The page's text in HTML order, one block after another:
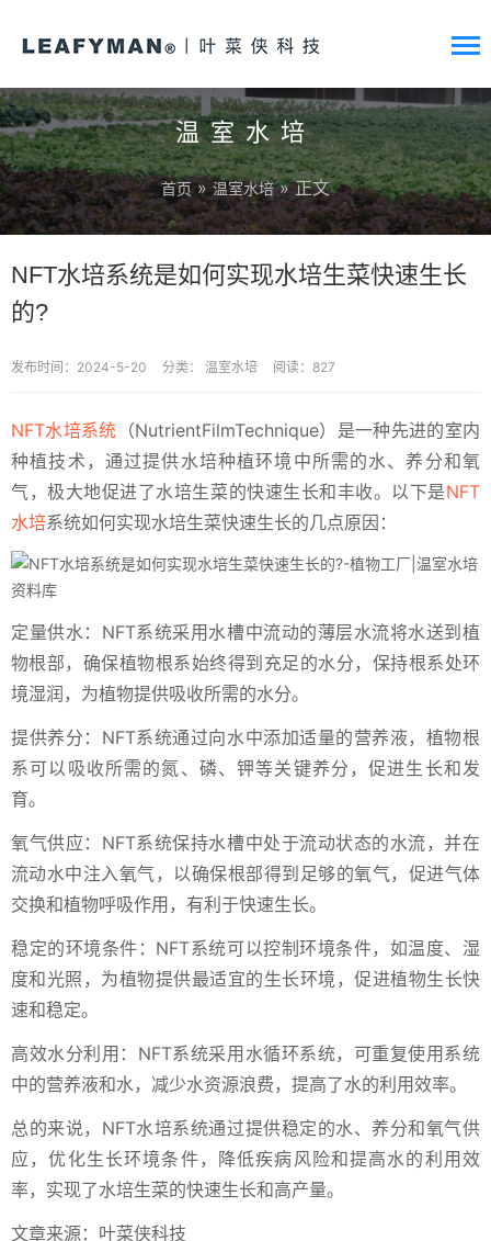
温室水培
首页 »温室水培» 正文
NFT水培系统是如何实现水培生菜快速生长
的?
发布时间：2024-5-20 分类： 温室水培 阅读：827
NFT水培系统 （NutrientFilmTechnique）是一种先进的室内
种植技术，通过提供水培种植环境中所需的水、养分和氧
气，极大地促进了水培生菜的快速生长和丰收。以下是NFT
水培系统如何实现水培生菜快速生长的几点原因：
定量供水：NFT系统采用水槽中流动的薄层水流将水送到植
物根部，确保植物根系始终得到充足的水分，保持根系处环
境湿润，为植物提供吸收所需的水分。
提供养分：NFT系统通过向水中添加适量的营养液，植物根
系可以吸收所需的氮、磷、钾等关键养分，促进生长和发
育。
氧气供应：NFT系统保持水槽中处于流动状态的水流，并在
流动水中注入氧气，以确保根部得到足够的氧气，促进气体
交换和植物呼吸作用，有利于快速生长。
稳定的环境条件：NFT系统可以控制环境条件，如温度、湿
度和光照，为植物提供最适宜的生长环境，促进植物生长快
速和稳定。
高效水分利用：NFT系统采用水循环系统，可重复使用系统
中的营养液和水，减少水资源浪费，提高了水的利用效率。
总的来说，NFT水培系统通过提供稳定的水、养分和氧气供
应，优化生长环境条件，降低疾病风险和提高水的利用效
率，实现了水培生菜的快速生长和高产量。
文章来源：叶菜侠科技